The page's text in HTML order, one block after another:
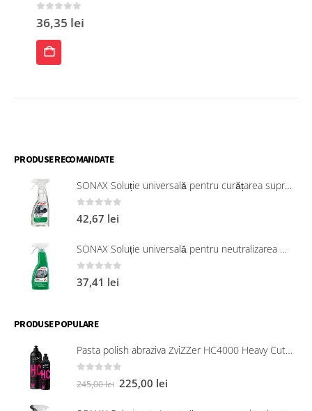
36,35lei
ÎN
PRODUSE RECOMANDATE
SONAX Soluție universală pentru curățarea suprafețelor interioare 321200
out of 5
42,67 lei
SONAX Soluție universală pentru neutralizarea mirosurilor neplăcute
out of 5
37,41 lei
PRODUSE POPULARE
Pasta polish abraziva ZviZZer HC4000 Heavy Cut 750 ml
245,00lei 225,00 lei